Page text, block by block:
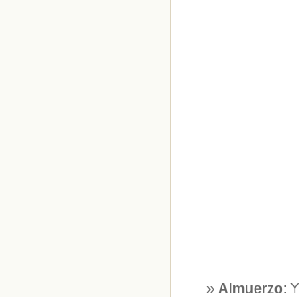
Almuerzo: